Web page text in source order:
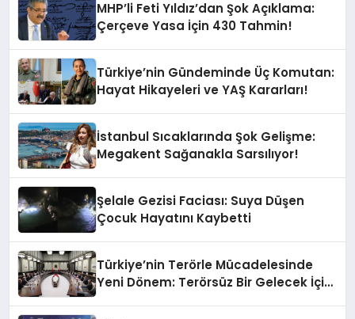
MHP’li Feti Yıldız’dan Şok Açıklama:
Çerçeve Yasa İçin 430 Tahmin!
Türkiye’nin Gündeminde Üç Komutan:
Hayat Hikayeleri ve YAŞ Kararları!
İstanbul Sıcaklarında Şok Gelişme:
Megakent Sağanakla Sarsılıyor!
Şelale Gezisi Faciası: Suya Düşen
Çocuk Hayatını Kaybetti
Türkiye’nin Terörle Mücadelesinde
Yeni Dönem: Terörsüz Bir Gelecek İçin